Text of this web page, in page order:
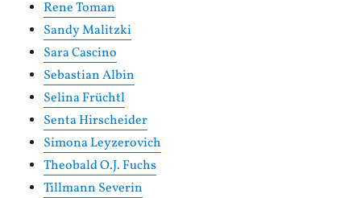
Rene Toman
Sandy Malitzki
Sara Cascino
Sebastian Albin
Selina Früchtl
Senta Hirscheider
Simona Leyzerovich
Theobald O.J. Fuchs
Tillmann Severin